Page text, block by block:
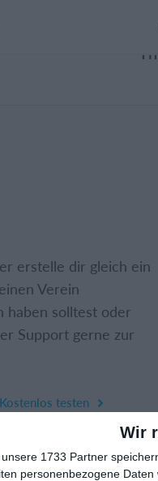
Wir
1733 Partner
personenbezogene
erstelle dir gleich ein
Verein
haben solltest oder
Support gerne zur
Kostenlos testen